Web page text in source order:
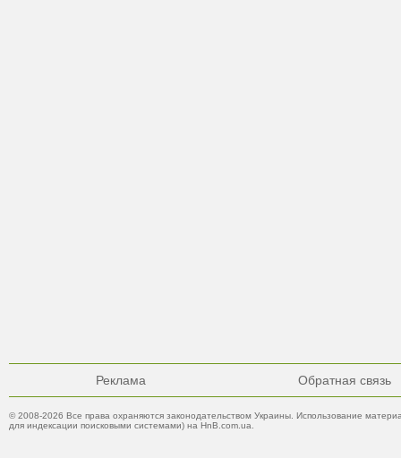
Реклама Обратная связь
© 2008-2026 Все права охраняются законодательством Украины. Использование
для индексации поисковыми системами) на HnB.com.ua.